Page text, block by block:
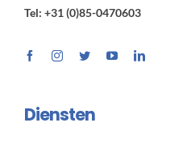
Tel: +31 (0)85-0470603
Diensten